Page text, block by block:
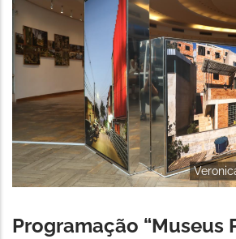
Programação “Museus